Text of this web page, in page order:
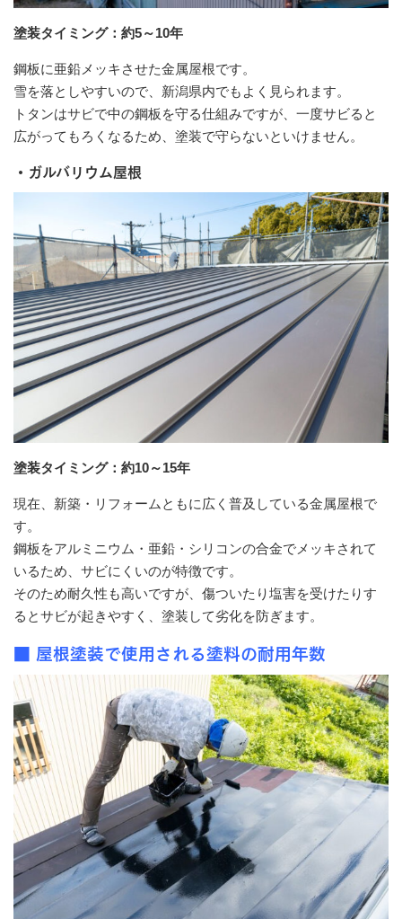
塗装タイミング：約5～10年
鋼板に亜鉛メッキさせた金属屋根です。
雪を落としやすいので、新潟県内でもよく見られます。
トタンはサビで中の鋼板を守る仕組みですが、一度サビると
広がってもろくなるため、塗装で守らないといけません。
・ガルバリウム屋根
塗装タイミング：約10～15年
現在、新築・リフォームともに広く普及している金属屋根で
す。
鋼板をアルミニウム・亜鉛・シリコンの合金でメッキされて
いるため、サビにくいのが特徴です。
そのため耐久性も高いですが、傷ついたり塩害を受けたりす
るとサビが起きやすく、塗装して劣化を防ぎます。
■ 屋根塗装で使用される塗料の耐用年数